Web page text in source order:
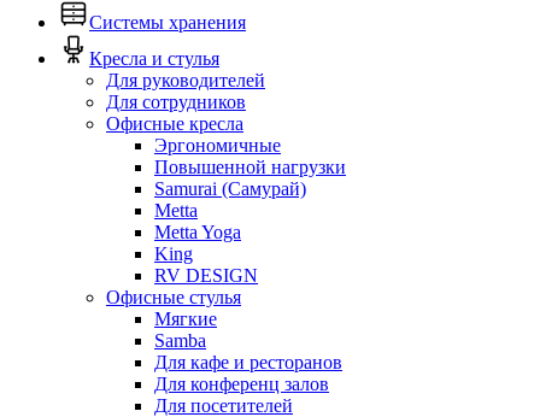
Системы хранения
Кресла и стулья
Для руководителей
Для сотрудников
Офисные кресла
Эргономичные
Повышенной нагрузки
Samurai (Самурай)
Metta
Metta Yoga
King
RV DESIGN
Офисные стулья
Мягкие
Samba
Для кафе и ресторанов
Для конференц залов
Для посетителей